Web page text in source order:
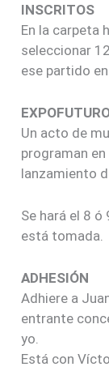
INSCRITOS
En la carpeta
seleccionar
ese partido
Un acto de
programan
lanzamiento
Se hará el 8
está tomada.
ADHESIÓN
Adhiere a
entrante
yo.
Está con